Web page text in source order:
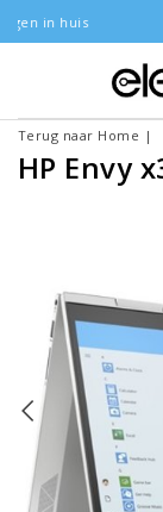
Terug naar Home |
HP Envy